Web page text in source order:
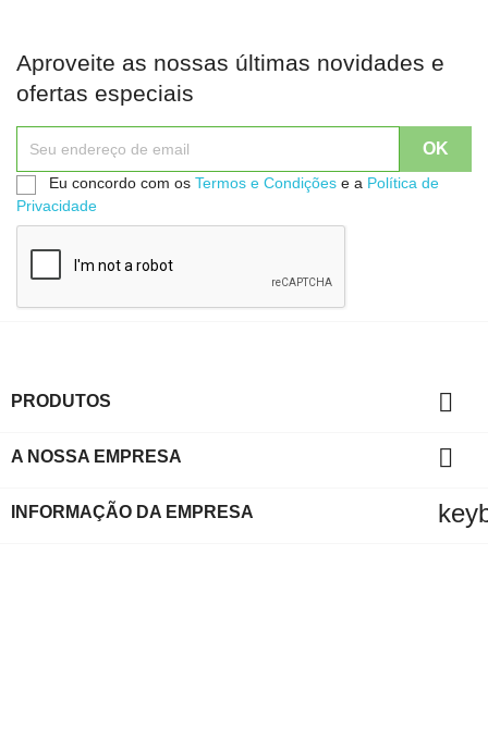
Aproveite as nossas últimas novidades e
ofertas especiais
Eu concordo com os Termos e Condições e a Política de
Privacidade
PRODUTOS 
A NOSSA EMPRESA 
INFORMAÇÃO DA EMPRESA